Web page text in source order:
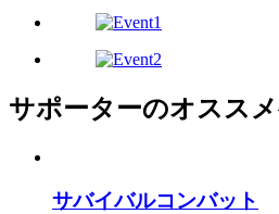
サポーターのオスス
サバイバルコンバット